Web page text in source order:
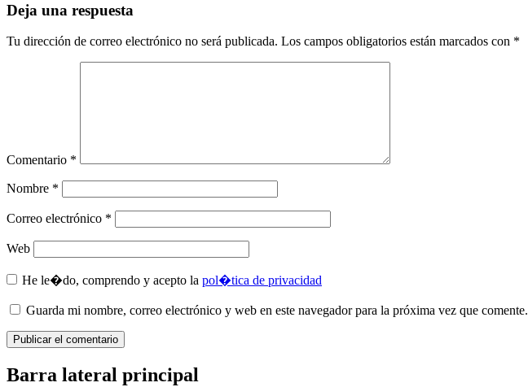
Deja una respuesta
Tu dirección de correo electrónico no será publicada. Los campos obligatorios están marcados con *
Comentario *
Nombre *
Correo electrónico *
Web
He le�do, comprendo y acepto la pol�tica de privacidad
Guarda mi nombre, correo electrónico y web en este navegador para la próxima vez que comente.
Barra lateral principal